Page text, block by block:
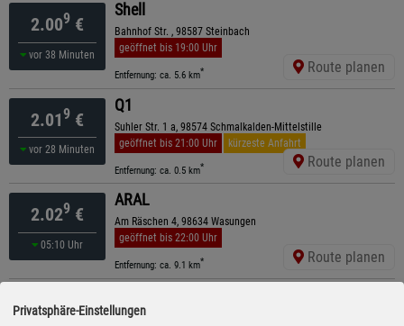
2.009 €
vor 38 Minuten
Shell
Bahnhof Str. , 98587 Steinbach
geöffnet bis 19:00 Uhr
Entfernung: ca. 5.6 km* Route planen
2.019 €
vor 28 Minuten
Q1
Suhler Str. 1 a, 98574 Schmalkalden-Mittelstille
geöffnet bis 21:00 Uhr
kürzeste Anfahrt
Entfernung: ca. 0.5 km* Route planen
2.029 €
05:10 Uhr
ARAL
Am Räschen 4, 98634 Wasungen
geöffnet bis 22:00 Uhr
Entfernung: ca. 9.1 km* Route planen
2.029€
Oelmühle 14, 98597 Breitungen
Privatsphäre-Einstellungen